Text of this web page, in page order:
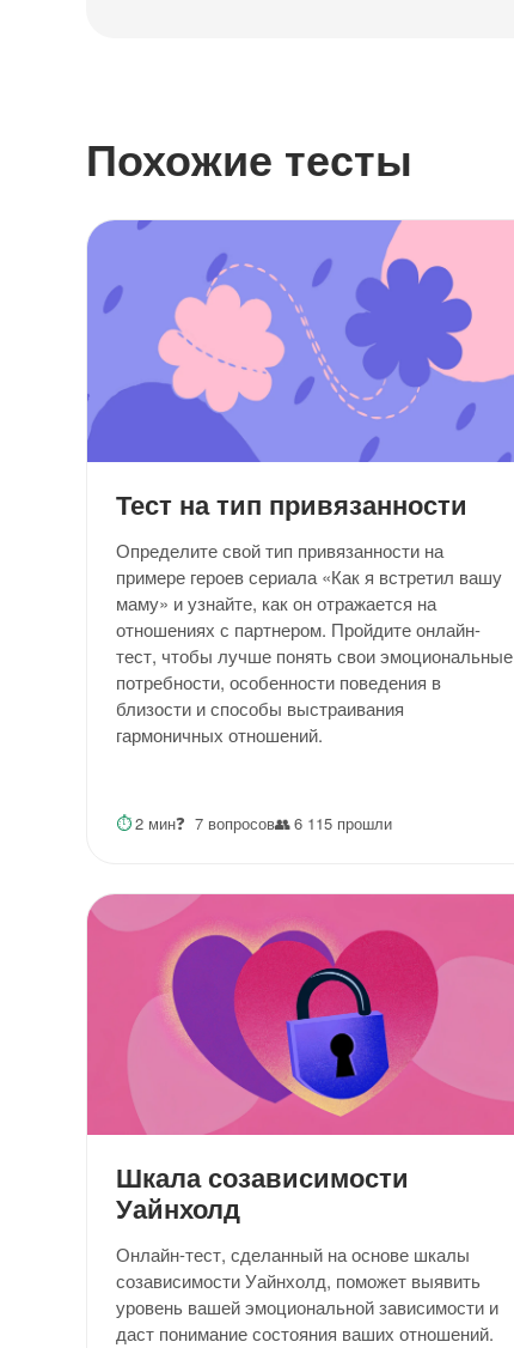
Похожие тесты
Тест на тип привязанности
Определите свой тип привязанности на
примере героев сериала «Как я встретил вашу
маму» и узнайте, как он отражается на
отношениях с партнером. Пройдите онлайн-
тест, чтобы лучше понять свои эмоциональные
потребности, особенности поведения в
близости и способы выстраивания
гармоничных отношений.
⏱2 мин❓ 7 вопросов👥6 115 прошли
Шкала созависимости
Уайнхолд
Онлайн-тест, сделанный на основе шкалы
созависимости Уайнхолд, поможет выявить
уровень вашей эмоциональной зависимости и
даст понимание состояния ваших отношений.